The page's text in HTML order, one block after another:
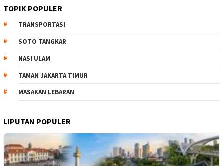
TOPIK POPULER
TRANSPORTASI
SOTO TANGKAR
NASI ULAM
TAMAN JAKARTA TIMUR
MASAKAN LEBARAN
LIPUTAN POPULER